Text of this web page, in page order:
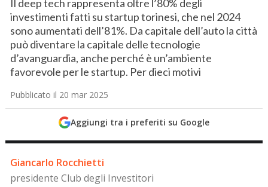
Il deep tech rappresenta oltre l’80% degli
investimenti fatti su startup torinesi, che nel 2024
sono aumentati dell’81%. Da capitale dell’auto la città
può diventare la capitale delle tecnologie
d’avanguardia, anche perché è un’ambiente
favorevole per le startup. Per dieci motivi
Pubblicato il 20 mar 2025
Aggiungi tra i preferiti su Google
Giancarlo Rocchietti
presidente Club degli Investitori